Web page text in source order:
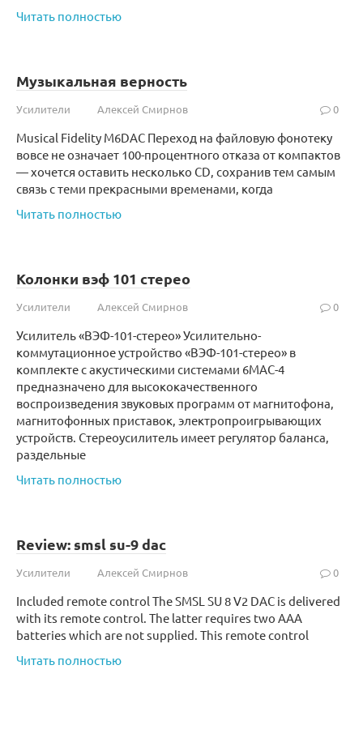
Читать полностью
Музыкальная верность
Усилители Алексей Смирнов 0
Musical Fidelity M6DAC Переход на файловую фонотеку
вовсе не означает 100-процентного отказа от компактов
— хочется оставить несколько CD, сохранив тем самым
связь с теми прекрасными временами, когда
Читать полностью
Колонки вэф 101 стерео
Усилители Алексей Смирнов 0
Усилитель «ВЭФ-101-стерео» Усилительно-
коммутационное устройство «ВЭФ-101-стерео» в
комплекте с акустическими системами 6МАС-4
предназначено для высококачественного
воспроизведения звуковых программ от магнитофона,
магнитофонных приставок, электропроигрывающих
устройств. Стереоусилитель имеет регулятор баланса,
раздельные
Читать полностью
Review: smsl su-9 dac
Усилители Алексей Смирнов 0
Included remote control The SMSL SU 8 V2 DAC is delivered
with its remote control. The latter requires two AAA
batteries which are not supplied. This remote control
Читать полностью